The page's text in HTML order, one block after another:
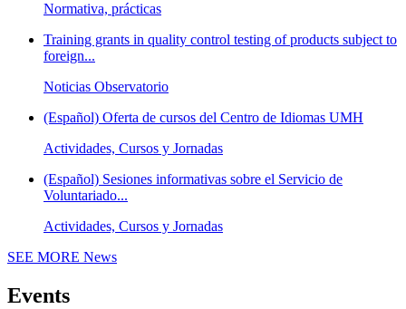
Normativa, prácticas
Training grants in quality control testing of products subject to
foreign...
Noticias Observatorio
(Español) Oferta de cursos del Centro de Idiomas UMH
Actividades, Cursos y Jornadas
(Español) Sesiones informativas sobre el Servicio de
Voluntariado...
Actividades, Cursos y Jornadas
SEE MORE News
Events